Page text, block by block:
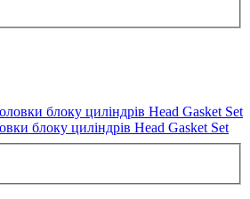
блоку циліндрів Head Gasket Set